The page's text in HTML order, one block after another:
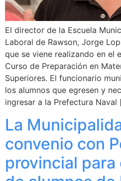
El director de la Escuela
Laboral de Rawson, Jorge
que se viene realizando en el
Curso de Preparación en
Superiores. El funcionario
los alumnos que egresen y
ingresar a la Prefectura Naval
La
convenio con
provincial